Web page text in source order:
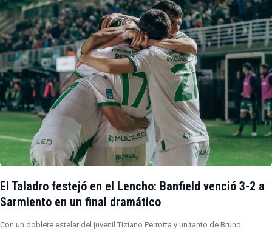
El Taladro festejó en el Lencho: Banfield venció 3-2 a
Sarmiento en un final dramático
Con un doblete estelar del juvenil Tiziano Perrotta y un tanto de Bruno